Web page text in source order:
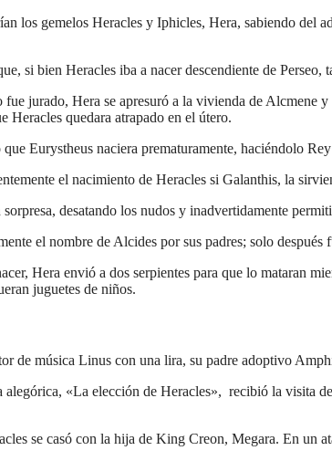
los gemelos Heracles y Iphicles, Hera, sabiendo del
si bien Heracles iba a nacer descendiente de Perseo,
jurado, Hera se apresuró a la vivienda de Alcmene
Heracles quedara atrapado en el útero.
Eurystheus naciera prematuramente, haciéndolo
el nacimiento de Heracles si Galanthis, la
desatando los nudos y inadvertidamente
el nombre de Alcides por sus padres; solo
Hera envió a dos serpientes para que lo mataran
juguetes de niños.
de música Linus con una lira, su padre adoptivo
alegórica, «La elección de Heracles», recibió la visita
se casó con la hija de King Creon, Megara. En un